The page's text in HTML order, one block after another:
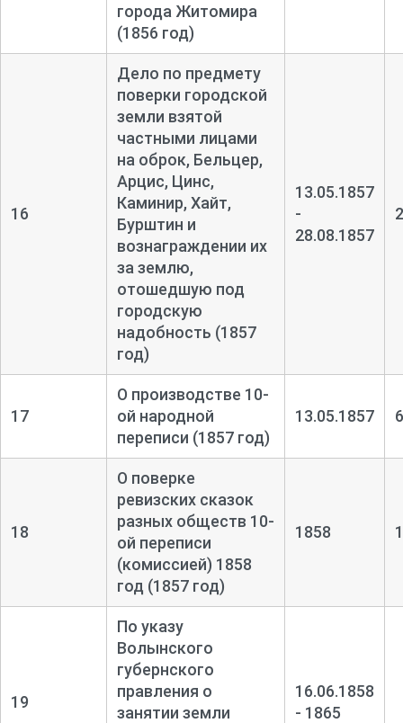
города Житомира
(1856 год)
16
Дело по предмету
поверки городской
земли взятой
частными лицами
на оброк, Бельцер,
Арцис, Цинс,
Каминир, Хайт,
Бурштин и
вознаграждении их
за землю,
отошедшую под
городскую
надобность (1857
год)
13.05.1857
-
28.08.1857
17
О производстве 10-
ой народной
переписи (1857 год)
13.05.1857
18
О поверке
ревизских сказок
разных обществ 10-
ой переписи
(комиссией) 1858
год (1857 год)
1858
19
По указу
Волынского
губернского
правления о
занятии земли
16.06.1858
- 1865